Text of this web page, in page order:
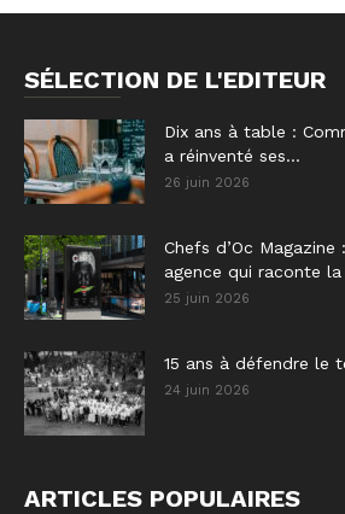
SÉLECTION DE L'EDITEUR
Dix ans à table :
a réinventé ses...
26 juin 2026
Chefs d’Oc Magazine
agence qui raconte
25 juin 2026
15 ans à défendre le
24 juin 2026
ARTICLES POPULAIRES